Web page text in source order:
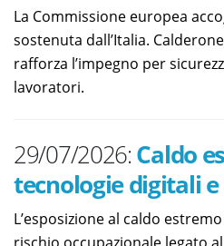
La Commissione europea
sostenuta dall’Italia.
rafforza l’impegno per
lavoratori.
29/07/2026:Caldo
tecnologie digitali
L’esposizione al caldo